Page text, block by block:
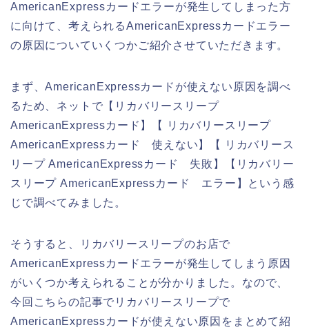
AmericanExpressカードエラーが発生してしまった方
に向けて、考えられるAmericanExpressカードエラー
の原因についていくつかご紹介させていただきます。
まず、AmericanExpressカードが使えない原因を調べ
るため、ネットで【リカバリースリープ
AmericanExpressカード】【 リカバリースリープ
AmericanExpressカード 使えない】【 リカバリース
リープ AmericanExpressカード 失敗】【リカバリー
スリープ AmericanExpressカード エラー】という感
じで調べてみました。
そうすると、リカバリースリープのお店で
AmericanExpressカードエラーが発生してしまう原因
がいくつか考えられることが分かりました。なので、
今回こちらの記事でリカバリースリープで
AmericanExpressカードが使えない原因をまとめて紹